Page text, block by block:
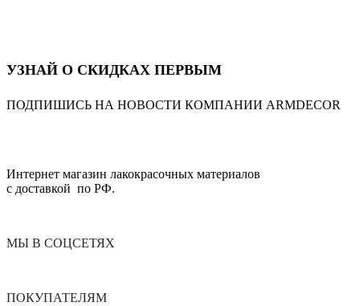
УЗНАЙ О СКИДКАХ ПЕРВЫМ
ПОДПИШИСЬ НА НОВОСТИ КОМПАНИИ ARMDECOR
Интернет магазин лакокрасочных материалов
с доставкой по РФ.
МЫ В СОЦСЕТЯХ
ПОКУПАТЕЛЯМ